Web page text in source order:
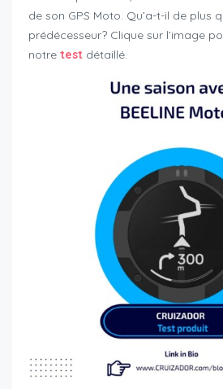
de son GPS Moto. Qu’a-t-il de plus
prédécesseur? Clique sur l’image
notre test détaillé.